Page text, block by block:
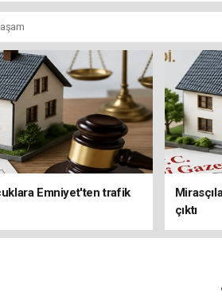
Emniyet'ten trafik
çıktı